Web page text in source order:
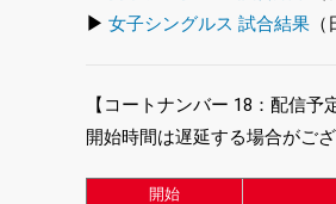
▶ 女子シングルス 試合結果
【コートナンバー 18：配信予
開始時間は遅延する場合がご
開始